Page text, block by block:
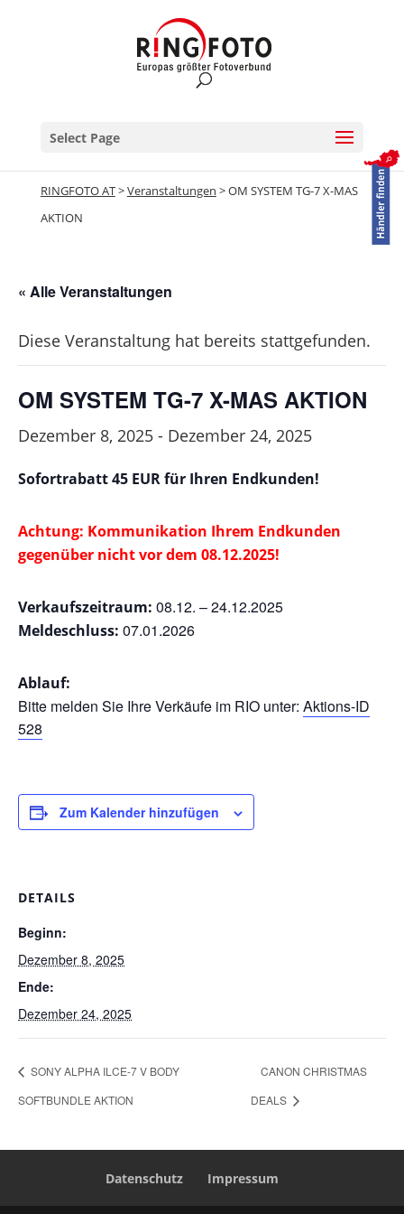
Select Page
RINGFOTO AT>Veranstaltungen >OM SYSTEM TG-7 X-MAS
AKTION
« Alle Veranstaltungen
Diese Veranstaltung hat bereits stattgefunden.
OM SYSTEM TG-7 X-MAS AKTION
Dezember 8, 2025 - Dezember 24, 2025
Sofortrabatt 45 EUR für Ihren Endkunden!
Achtung: Kommunikation Ihrem Endkunden
gegenüber nicht vor dem 08.12.2025!
Verkaufszeitraum: 08.12. – 24.12.2025
Meldeschluss: 07.01.2026
Ablauf:
Bitte melden Sie Ihre Verkäufe im RIO unter: Aktions-ID
528
Zum Kalender hinzufügen
DETAILS
Beginn:
Dezember 8, 2025
Ende:
Dezember 24, 2025
SONY ALPHA ILCE-7 V BODY
SOFTBUNDLE AKTION
CANON CHRISTMAS
DEALS
Datenschutz Impressum